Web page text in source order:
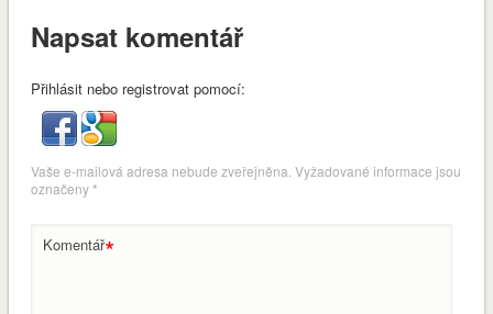
Napsat komentář
Přihlásit nebo registrovat pomocí:
Vaše e-mailová adresa nebude zveřejněna. Vyžadované informace jsou
označeny*
Komentář*